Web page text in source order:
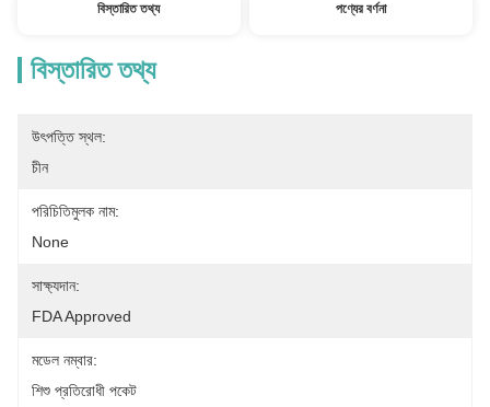
বিস্তারিত তথ্য পণ্যের বর্ণনা
বিস্তারিত তথ্য
উৎপত্তি স্থল:
চীন
পরিচিতিমুলক নাম:
None
সাক্ষ্যদান:
FDA Approved
মডেল নম্বার:
শিশু প্রতিরোধী পকেট